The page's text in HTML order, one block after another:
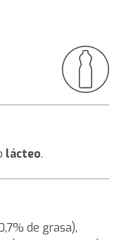
lácteo.
de grasa),